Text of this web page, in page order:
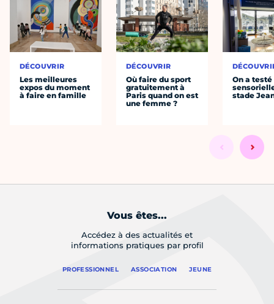
DÉCOUVRIR
Les meilleures
expos du moment
à faire en famille
DÉCOUVRIR
Où faire du sport
gratuitement à
Paris quand on est
une femme ?
On a
stade
Vous êtes...
Accédez à des actualités et
informations pratiques par profil
PROFESSIONNEL ASSOCIATION JEUNE